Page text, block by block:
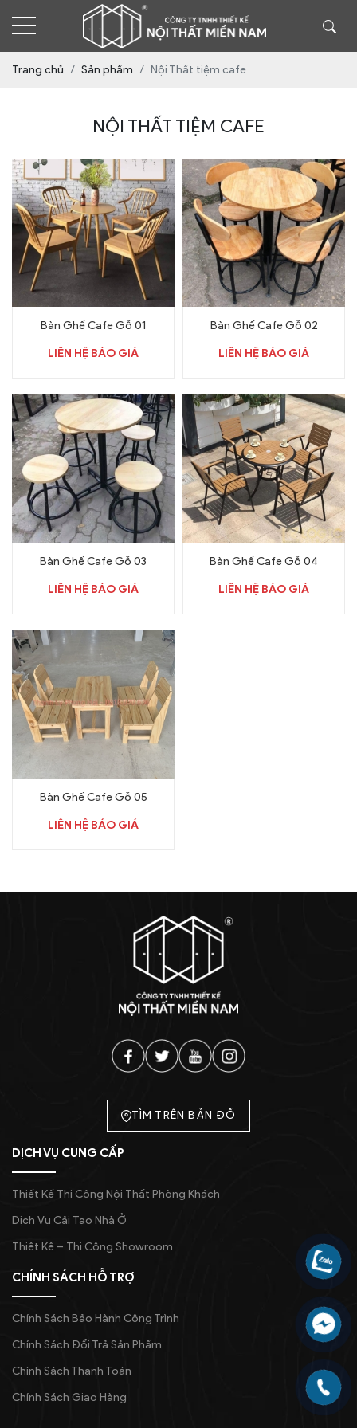
Trang chủ Sản phẩm Nội Thất tiệm cafe
NỘI THẤT TIỆM CAFE
Bàn Ghế Cafe Gỗ 01
LIÊN HỆ BÁO GIÁ
Bàn Ghế Cafe Gỗ 02
LIÊN HỆ BÁO GIÁ
Bàn Ghế Cafe Gỗ 03
LIÊN HỆ BÁO GIÁ
Bàn Ghế Cafe Gỗ 04
LIÊN HỆ BÁO GIÁ
Bàn Ghế Cafe Gỗ 05
LIÊN HỆ BÁO GIÁ
DỊCH VỤ CUNG CẤP
Thiết Kế Thi Công Nội Thất Phòng Khách
Dịch Vụ Cải Tạo Nhà Ở
Thiết Kế – Thi Công Showroom
TÌM TRÊN BẢN ĐỒ
CHÍNH SÁCH HỖ TRỢ
Chính Sách Bảo Hành Công Trình
Chính Sách Đổi Trả Sản Phẩm
Chính Sách Thanh Toán
Chính Sách Giao Hàng